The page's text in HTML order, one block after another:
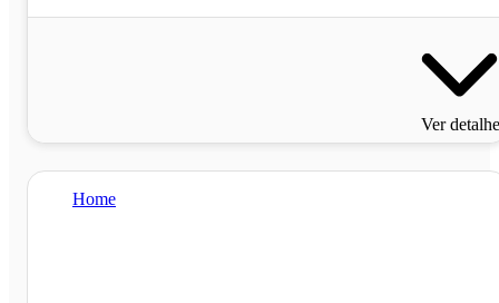
Ver
Home